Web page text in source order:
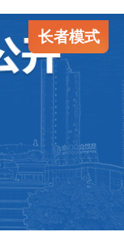
长者模式